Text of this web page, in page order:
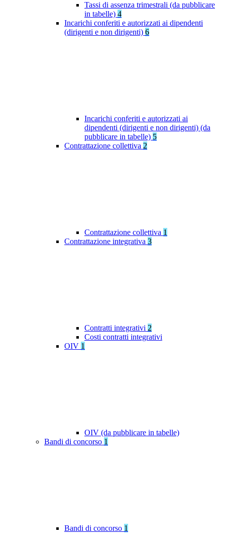
Tassi di assenza trimestrali (da pubblicare
in tabelle) 4
Incarichi conferiti e autorizzati ai dipendenti
(dirigenti e non dirigenti) 6
Incarichi conferiti e autorizzati ai
dipendenti (dirigenti e non dirigenti) (da
pubblicare in tabelle) 5
Contrattazione collettiva 2
Contrattazione collettiva 1
Contrattazione integrativa 3
Contratti integrativi 2
Costi contratti integrativi
OIV 1
OIV (da pubblicare in tabelle)
Bandi di concorso 1
Bandi di concorso 1